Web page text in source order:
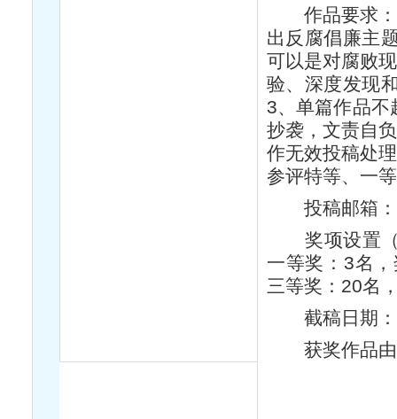
作品要求：1
出反腐倡廉主
可以是对腐败
验、深度发现
3、单篇作品不
抄袭，文责自
作无效投稿处
参评特等、一
投稿邮箱：
奖项设置（
一等奖：3名
三等奖：20名
截稿日期：
获奖作品由